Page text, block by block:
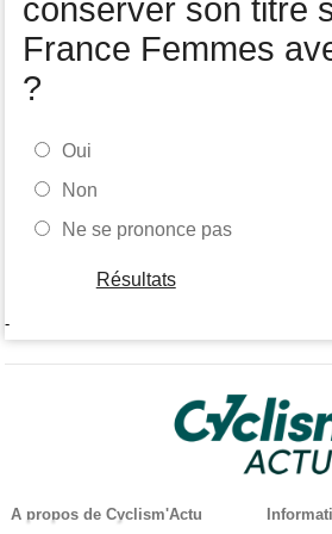
conserver son titre
France Femmes
?
Oui
Non
Ne se prononce pas
Résultats
-
A propos de Cyclism'Actu